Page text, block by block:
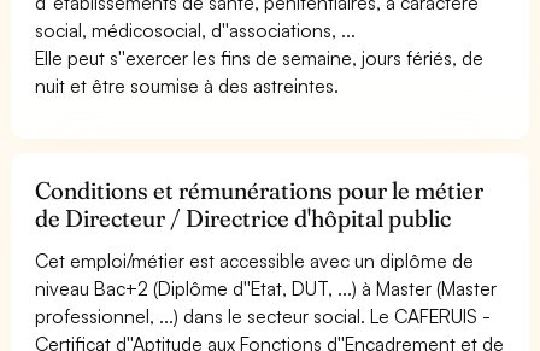
social, médicosocial, d''associations, ...
Elle peut s''exercer les fins de semaine, jours fériés, de
nuit et être soumise à des astreintes.
Conditions et rémunérations pour le métier
de Directeur / Directrice d'hôpital public
Cet emploi/métier est accessible avec un diplôme de
niveau Bac+2 (Diplôme d''Etat, DUT, ...) à Master (Master
professionnel, ...) dans le secteur social. Le CAFERUIS -
Certificat d''Aptitude aux Fonctions d''Encadrement et de